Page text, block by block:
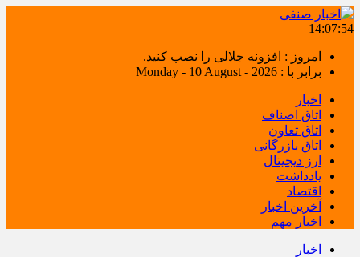
14:07:55
امروز : افزونه جلالی را نصب کنید.
برابر با : Monday - 10 August - 2026
اخبار
اتاق اصناف
اتاق تعاون
اتاق بازرگانی
ارز دیجیتال
یادداشت
اقتصاد
آخرین اخبار
اخبار مهم
اخبار